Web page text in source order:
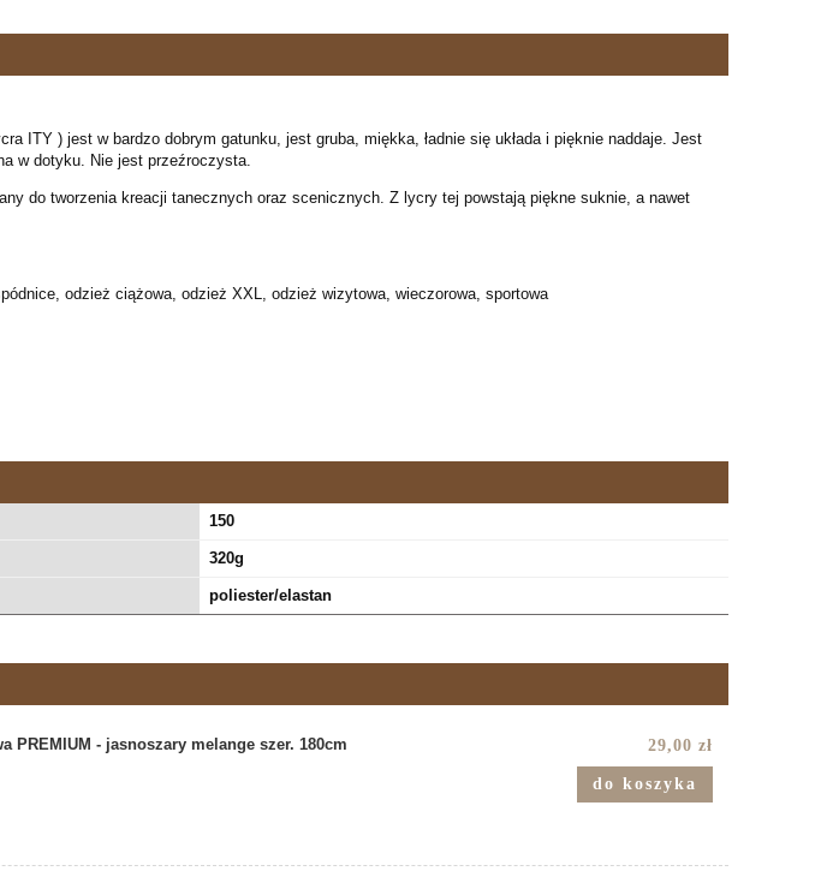
ITY ) jest w bardzo dobrym gatunku, jest gruba, miękka, ładnie się układa i pięknie naddaje. Jest
w dotyku. Nie jest przeźroczysta.
do tworzenia kreacji tanecznych oraz scenicznych. Z lycry tej powstają piękne suknie, a nawet
odzież ciążowa, odzież XXL, odzież wizytowa, wieczorowa, sportowa
150
320g
poliester/elastan
PREMIUM - jasnoszary melange szer. 180cm 29,00 zł
do koszyka